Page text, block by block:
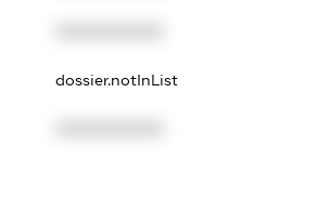
dossier.notInList